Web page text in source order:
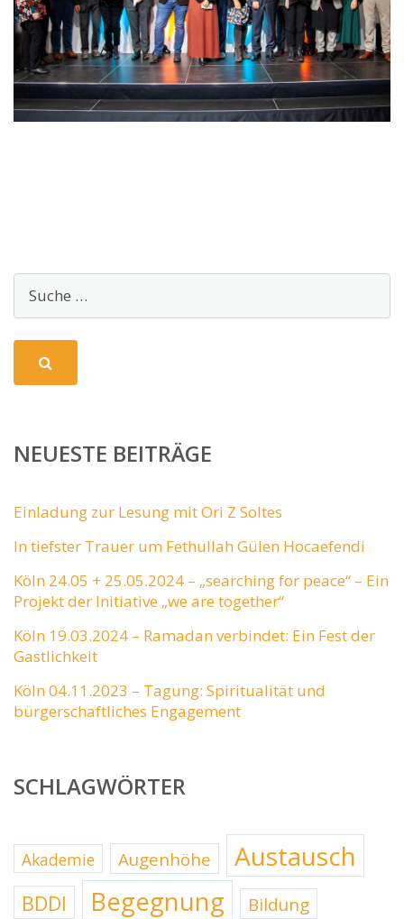
NEUESTE BEITRÄGE
Einladung zur Lesung mit Ori Z Soltes
In tiefster Trauer um Fethullah Gülen Hocaefendi
Köln 24.05 + 25.05.2024 – „searching for peace“ – Ein
Projekt der Initiative „we are together“
Köln 19.03.2024 – Ramadan verbindet: Ein Fest der
Gastlichkeit
Köln 04.11.2023 – Tagung: Spiritualität und
bürgerschaftliches Engagement
SCHLAGWÖRTER
Akademie Augenhöhe Austausch
BDDI Begegnung Bildung